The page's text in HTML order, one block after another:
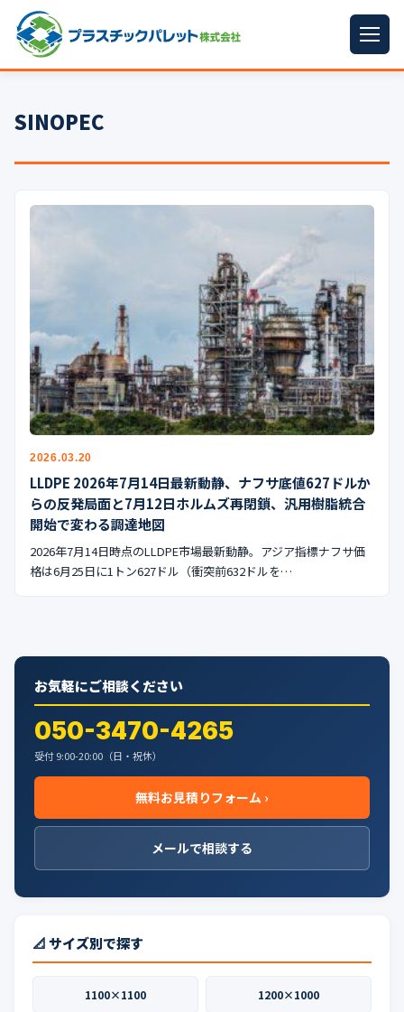
パレットサイズ
プラパレット ▼
コンテナ ▼
梱包資材
イラン情勢まとめ ▼
公式ブログ
会社案内
🇺🇸🇰🇷🇹🇼🇻🇳
SINOPEC
2026.03.20
LLDPE 2026年7月14日最新動静、ナフサ底値627ドルか
らの反発局面と7月12日ホルムズ再閉鎖、汎用樹脂統合
開始で変わる調達地図
2026年7月14日時点のLLDPE市場最新動静。アジア指標ナフサ価
格は6月25日に1トン627ドル（衝突前632ドルを…
お気軽にご相談ください
050-3470-4265
受付 9:00-20:00（日・祝休）
無料お見積りフォーム ›
メールで相談する
📐 サイズ別で探す
1100×1100 1200×1000